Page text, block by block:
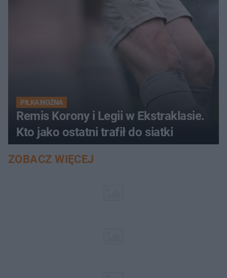
PIŁKA NOŻNA
Remis Korony i Legii w Ekstraklasie.
Kto jako ostatni trafił do siatki
ZOBACZ WIĘCEJ